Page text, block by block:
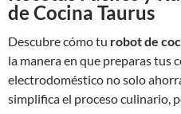
de Cocina Taurus
Descubre cómo tu robot de
la manera en que preparas tus
electrodoméstico no solo
simplifica el proceso culinario,